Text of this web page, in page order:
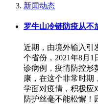
新闻动态
罗牛山冷链防疫从不
近期，由境外输入引
个省份，2021年8月
诊病例，疫情防控形
康，在这个非常时期
学面对疫情，积极应
防护丝毫不能松懈！